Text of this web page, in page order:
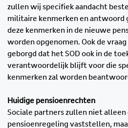
zullen wij specifiek aandacht
militaire kenmerken en antwoord
deze kenmerken in de nieuwe
worden opgenomen. Ook de
geborgd dat het SOD ook in de
verantwoordelijk blijft voor die
kenmerken zal worden
Huidige pensioenrechten
Sociale partners zullen niet alleen
pensioenregeling vaststellen,